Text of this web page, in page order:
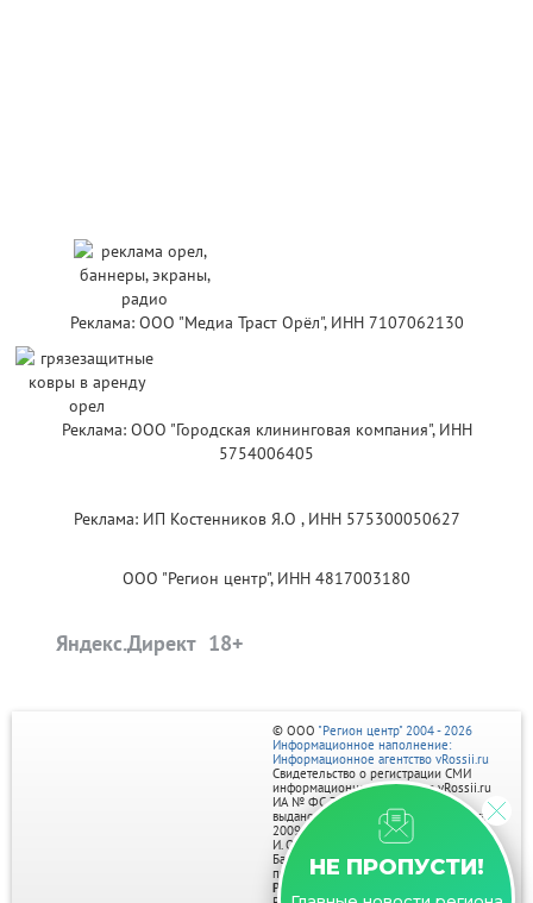
Реклама: ООО "Медиа Траст Орёл", ИНН 7107062130
Реклама: ООО "Городская клининговая компания", ИНН
5754006405
Реклама: ИП Костенников Я.О , ИНН 575300050627
ООО "Регион центр", ИНН 4817003180
Яндекс.Директ
НЕ ПРОПУСТИ!
© ООО "Регион центр" 2004 - 2026
Информационное наполнение:
Информационное агентство vRossii.ru
Свидетельство о регистрации СМИ
информационного агентства vRossii.ru
ИА № ФС 77‑35502
выдано РОСКОМНАДЗОРом 04 марта
2009г.
И. О. Главного редактора Нарыков А. Н.
Баннеры на портале размещаются на
правах рекламы.
Реклама на портале: